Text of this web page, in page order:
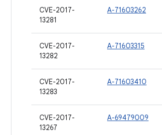
CVE-2017-
13281
A-71603262
CVE-2017-
13282
A-71603315
CVE-2017-
13283
A-71603410
CVE-2017-
13267
A-69479009